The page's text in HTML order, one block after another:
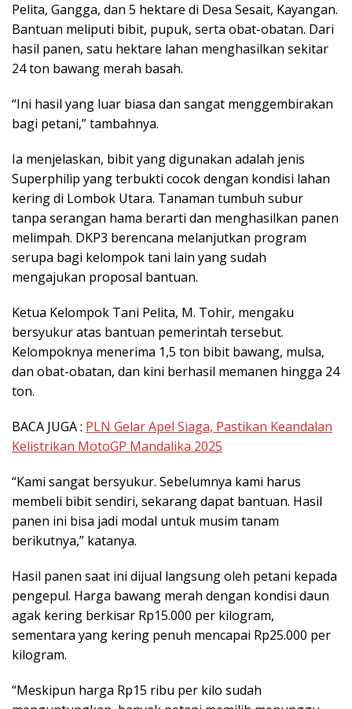
Pelita, Gangga, dan 5 hektare di Desa Sesait, Kayangan.
Bantuan meliputi bibit, pupuk, serta obat-obatan. Dari
hasil panen, satu hektare lahan menghasilkan sekitar
24 ton bawang merah basah.
“Ini hasil yang luar biasa dan sangat menggembirakan
bagi petani,” tambahnya.
Ia menjelaskan, bibit yang digunakan adalah jenis
Superphilip yang terbukti cocok dengan kondisi lahan
kering di Lombok Utara. Tanaman tumbuh subur
tanpa serangan hama berarti dan menghasilkan panen
melimpah. DKP3 berencana melanjutkan program
serupa bagi kelompok tani lain yang sudah
mengajukan proposal bantuan.
Ketua Kelompok Tani Pelita, M. Tohir, mengaku
bersyukur atas bantuan pemerintah tersebut.
Kelompoknya menerima 1,5 ton bibit bawang, mulsa,
dan obat-obatan, dan kini berhasil memanen hingga 24
ton.
BACA JUGA : PLN Gelar Apel Siaga, Pastikan Keandalan
Kelistrikan MotoGP Mandalika 2025
“Kami sangat bersyukur. Sebelumnya kami harus
membeli bibit sendiri, sekarang dapat bantuan. Hasil
panen ini bisa jadi modal untuk musim tanam
berikutnya,” katanya.
Hasil panen saat ini dijual langsung oleh petani kepada
pengepul. Harga bawang merah dengan kondisi daun
agak kering berkisar Rp15.000 per kilogram,
sementara yang kering penuh mencapai Rp25.000 per
kilogram.
“Meskipun harga Rp15 ribu per kilo sudah